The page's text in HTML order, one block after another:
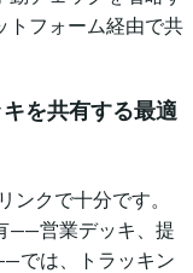
トフォーム経由で共
を共有する最適
ンクで十分です。
——営業デッキ、提
では、トラッキン